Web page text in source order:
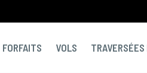
FORFAITS VOLS